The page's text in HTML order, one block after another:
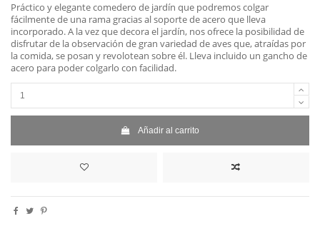
Práctico y elegante comedero de jardín que podremos colgar
fácilmente de una rama gracias al soporte de acero que lleva
incorporado. A la vez que decora el jardín, nos ofrece la posibilidad de
disfrutar de la observación de gran variedad de aves que, atraídas por
la comida, se posan y revolotean sobre él. Lleva incluido un gancho de
acero para poder colgarlo con facilidad.
Añadir al carrito